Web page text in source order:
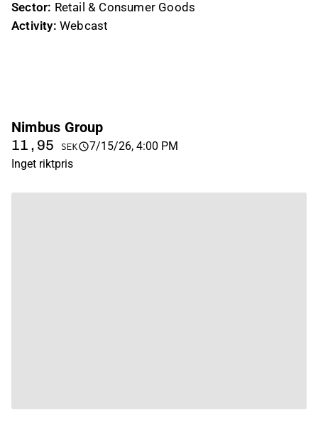
Sector: Retail & Consumer Goods
Activity: Webcast
Nimbus Group
11,95 SEK
7/15/26, 4:00 PM
Inget riktpris